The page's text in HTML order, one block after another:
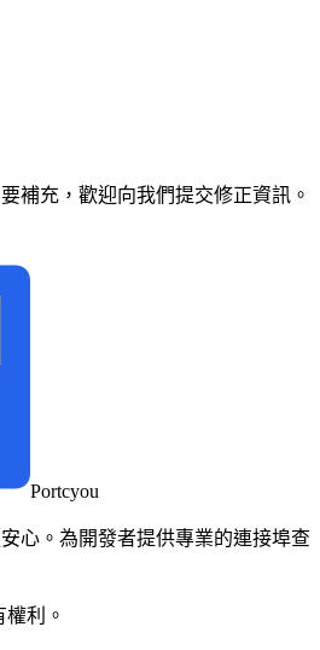
補充，歡迎向我們提交修正資訊。
Portcyou
心。為開發者提供專業的連接埠查
權利。